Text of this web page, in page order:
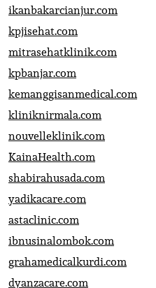
ikanbakarcianjur.com
kpjisehat.com
mitrasehatklinik.com
kpbanjar.com
kemanggisanmedical.com
kliniknirmala.com
nouvelleklinik.com
KainaHealth.com
shabirahusada.com
yadikacare.com
astaclinic.com
ibnusinalombok.com
grahamedicalkurdi.com
dyanzacare.com